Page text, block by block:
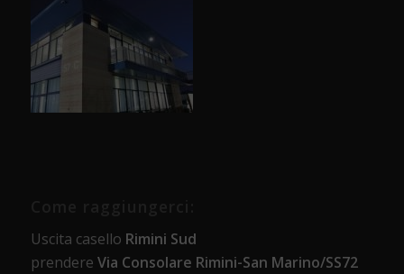
Uscita casello Rimini Sud
prendere Via Consolare Rimini-San Marino/SS72